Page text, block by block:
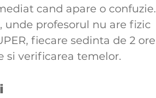
cand apare o confuzie.
unde profesorul nu are fizic
fiecare sedinta de 2 ore
verificarea temelor.